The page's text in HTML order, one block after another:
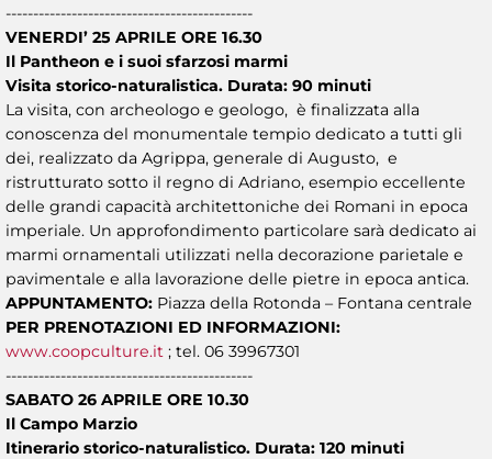
---------------------------------------------
VENERDI’ 25 APRILE ORE 16.30
Il Pantheon e i suoi sfarzosi marmi
Visita storico-naturalistica. Durata: 90 minuti
La visita, con archeologo e geologo, è finalizzata alla
conoscenza del monumentale tempio dedicato a tutti gli
dei, realizzato da Agrippa, generale di Augusto, e
ristrutturato sotto il regno di Adriano, esempio eccellente
delle grandi capacità architettoniche dei Romani in epoca
imperiale. Un approfondimento particolare sarà dedicato ai
marmi ornamentali utilizzati nella decorazione parietale e
pavimentale e alla lavorazione delle pietre in epoca antica.
APPUNTAMENTO: Piazza della Rotonda – Fontana centrale
PER PRENOTAZIONI ED INFORMAZIONI:
www.coopculture.it ; tel. 06 39967301
---------------------------------------------
SABATO 26 APRILE ORE 10.30
Il Campo Marzio
Itinerario storico-naturalistico. Durata: 120 minuti